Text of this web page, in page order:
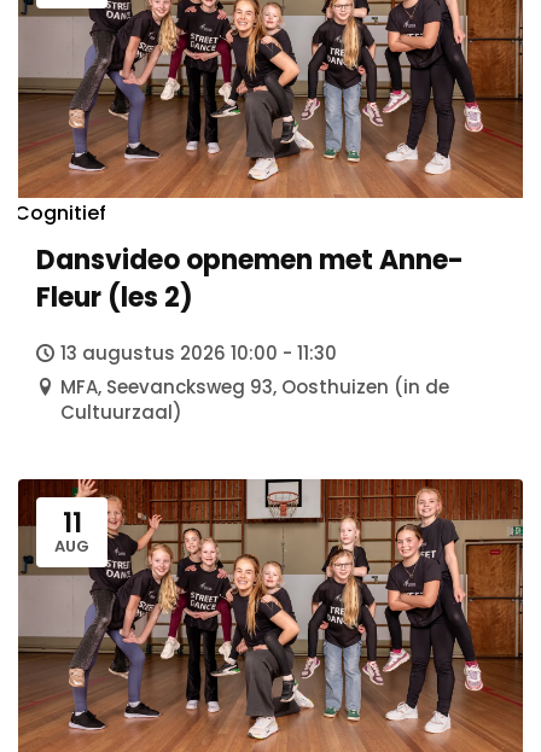
Agenda
Holidays
Prikkelarme Activiteiten
Over Ons
Doel
Algemeen
Anbi status
Foto- en Videomateriaal
Veelgestelde vragen
Cognitief
Dansvideo opnemen met Anne-
Fleur (les 2)
13 augustus 2026 10:00 - 11:30
MFA, Seevancksweg 93, Oosthuizen (in de
Cultuurzaal)
11
AUG